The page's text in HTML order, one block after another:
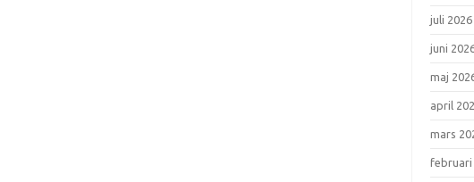
juli 2026
juni
maj
april
mars
februari